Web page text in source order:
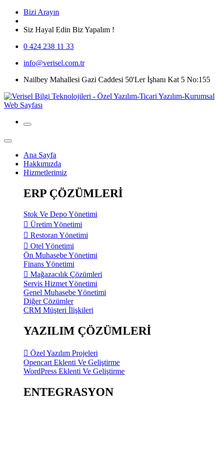
Bizi Arayın
Siz Hayal Edin Biz Yapalım !
0 424 238 11 33
info@verisel.com.tr
Nailbey Mahallesi Gazi Caddesi 50'Ler İşhanı Kat 5 No:155
Ana Sayfa
Hakkımızda
Hizmetlerimiz
ERP ÇÖZÜMLERİ
Stok Ve Depo Yönetimi
Üretim Yönetimi
Restoran Yönetimi
Otel Yönetimi
Ön Muhasebe Yönetimi
Finans Yönetimi
Mağazacılık Çözümleri
Servis Hizmet Yönetimi
Genel Muhasebe Yönetimi
Diğer Çözümler
CRM Müşteri İlişkileri
YAZILIM ÇÖZÜMLERİ
Özel Yazılım Projeleri
Opencart Eklenti Ve Geliştirme
WordPress Eklenti Ve Geliştirme
ENTEGRASYON